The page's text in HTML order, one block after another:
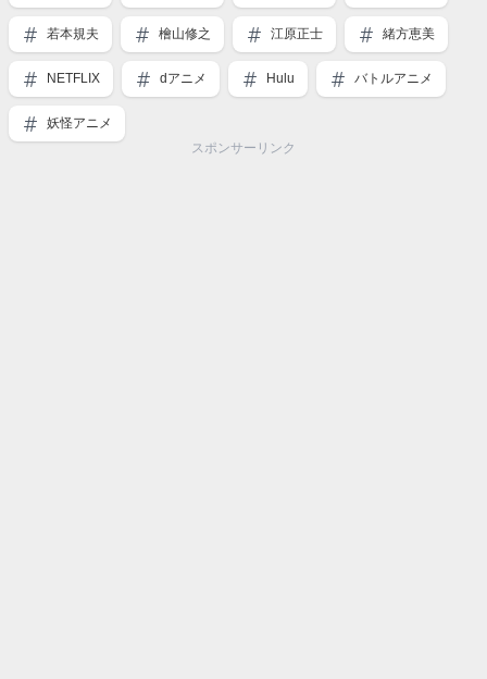
若本規夫 檜山修之 江原正士 緒方恵美
NETFLIX dアニメ Hulu バトルアニメ
妖怪アニメ
スポンサーリンク